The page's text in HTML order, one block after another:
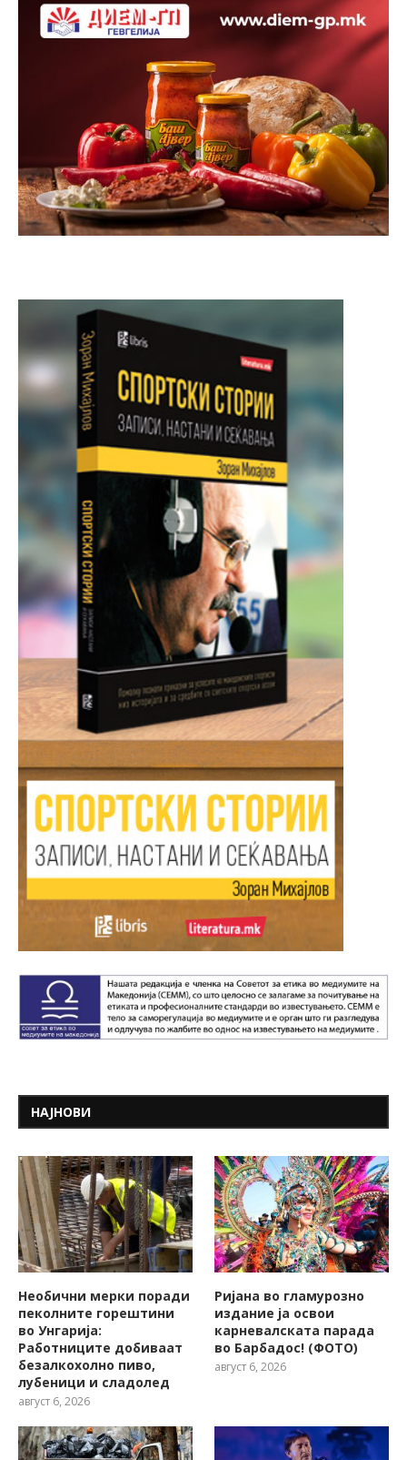
НАЈНОВИ
Необични мерки поради
пеколните горештини
во Унгарија:
Работниците добиваат
безалкохолно пиво,
лубеници и сладолед
август 6, 2026
Ријана во гламурозно
издание ја освои
карневалската парада
во Барбадос! (ФОТО)
август 6, 2026